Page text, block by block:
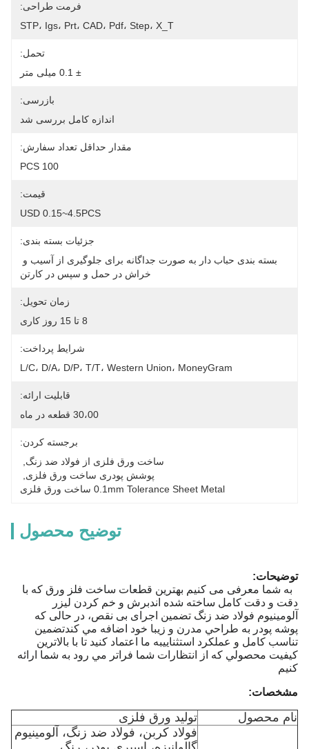
فرمت طراحی:
STP، Igs، Prt، CAD، Pdf، Step، X_T
تحمل:
± 0.1 میلی متر
بازرسی:
اندازه کامل بررسی شد
مقدار حداقل تعداد سفارش:
100 PCS
قیمت:
USD 0.15~4.5PCS
جزئیات بسته بندی:
خراش در حمل و سپس در کارتن
زمان تحویل:
8 تا 15 روز کاری
شرایط پرداخت:
L/C، D/A، D/P، T/T، Western Union، MoneyGram
قابلیت ارائه:
30،00 قطعه در ماه
برجسته کردن:
ساخت ورق فلزی از فولاد ضد زنگ
پوشش پودری ساخت ورق فلزی
0.1mm Tolerance Sheet Metal ساخت ورق فلزی
توضیح محصول
توضیحات:
به شما معرفی می کنیم بهترین قطعات ساخت فلز ورق که با
دقت و دقت کامل ساخته شده اندبرش و خم کردن لیزر
آلومینیوم فولاد ضد زنگ تضمین اجرای بی نقص، در حالی که
پوشه پودر به طراحي مدرن و زيبا خود اضافه مي کندتضمین
تناسب کامل و عملکرد استثناییبه ما اعتماد کنيد تا با بالاترين
کيفيت محصولي که از انتظارات شما فراتر مي رود به شما ارائه
کنيم
مشخصات:
نام محصول
تولید ورق فلزی
فولاد کربن، فولاد ضد زنگ، آلومینیوم